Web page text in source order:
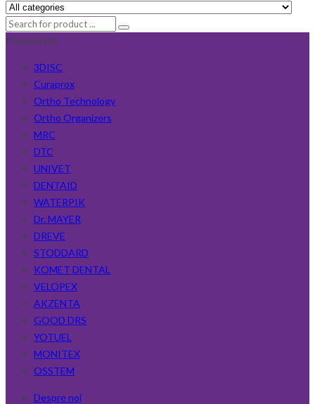
Producători
3DISC
Curaprox
Ortho Technology
Ortho Organizers
MRC
DTC
UNIVET
DENTAID
WATERPIK
Dr. MAYER
DREVE
STODDARD
KOMET DENTAL
VELOPEX
AKZENTA
GOOD DRS
YOTUEL
MONITEX
OSSTEM
Despre noi